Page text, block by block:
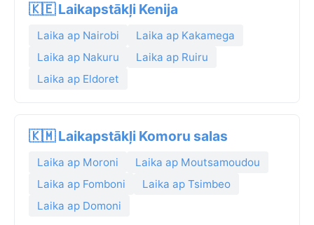
🇰🇪 Laikapstākļi Kenija
Laika ap Nairobi
Laika ap Kakamega
Laika ap Nakuru
Laika ap Ruiru
Laika ap Eldoret
🇰🇲 Laikapstākļi Komoru salas
Laika ap Moroni
Laika ap Moutsamoudou
Laika ap Fomboni
Laika ap Tsimbeo
Laika ap Domoni